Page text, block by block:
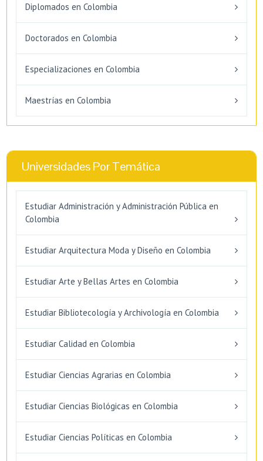
Diplomados en Colombia
Doctorados en Colombia
Especializaciones en Colombia
Maestrías en Colombia
Universidades Por Temática
Estudiar Administración y Administración Pública en
Colombia
Estudiar Arquitectura Moda y Diseño en Colombia
Estudiar Arte y Bellas Artes en Colombia
Estudiar Bibliotecología y Archivología en Colombia
Estudiar Calidad en Colombia
Estudiar Ciencias Agrarias en Colombia
Estudiar Ciencias Biológicas en Colombia
Estudiar Ciencias Políticas en Colombia